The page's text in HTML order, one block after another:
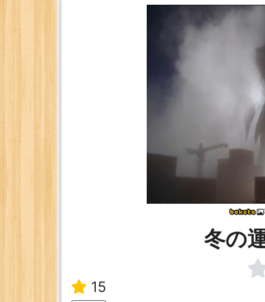
冬の
15